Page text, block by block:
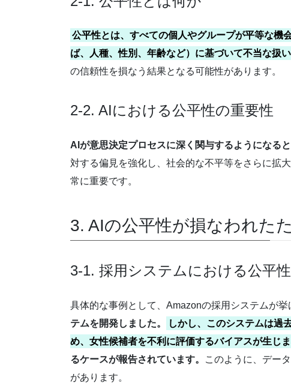
公平性とは、すべての個人やグループが平等な機
ば、人種、性別、年齢など）に基づいて不当な扱
の信頼性を損なう結果となる可能性があります。
2-2. AIにおける公平性の重要性
AIが意思決定プロセスに深く関与するようになる
対する偏見を強化し、社会的な不平等をさらに拡
常に重要です。
3. AIの公平性が損なわれた
3-1. 採用システムにおける公平
具体的な事例として、Amazonの採用システムが挙
テムを開発しました。
しかし、このシステムは過
め、女性候補者を不利に評価するバイアスが生じ
るケースが報告されています。
このように、デー
があります。